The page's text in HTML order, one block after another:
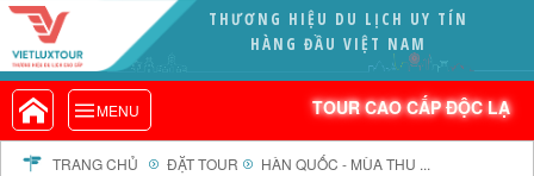
THƯƠNG HIỆU DU LỊCH UY TÍN
HÀNG ĐẦU VIỆT NAM
MENU TOUR CAO CẤP ĐỘC LẠ
VIETLUXTOUR.COM
TOUR CAO CẤP ĐỘC LẠ
TOUR TRONG NƯỚC
TOUR NƯỚC NGOÀI
TRANG CHỦ ĐẶT TOUR HÀN QUỐC - MÙA THU ...